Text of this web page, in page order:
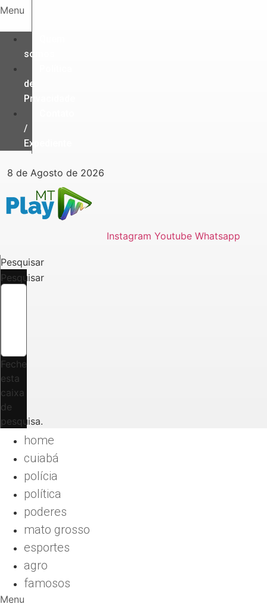
Ir
o
conteúdo
Menu
somos
de
Privacidade
/
Expediente
8 de Agosto de 2026
Instagram Youtube Whatsapp
Pesquisar
Pesquisar
Feche
esta
caixa
de
pesquisa.
home
cuiabá
polícia
política
poderes
mato grosso
esportes
agro
famosos
Menu